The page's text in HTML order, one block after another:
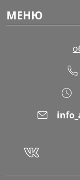
МЕНЮ